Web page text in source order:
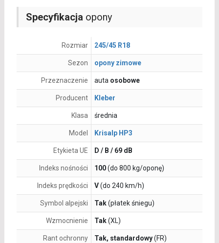
Specyfikacja opony
Rozmiar 245/45 R18
Sezon opony zimowe
Przeznaczenie auta osobowe
Producent Kleber
Klasa średnia
Model Krisalp HP3
Etykieta UE D / B / 69 dB
Indeks nośności 100(do 800 kg/oponę)
Indeks prędkości V(do 240 km/h)
Symbol alpejski Tak(płatek śniegu)
Wzmocnienie Tak(XL)
Rant ochronny Tak, standardowy(FR)